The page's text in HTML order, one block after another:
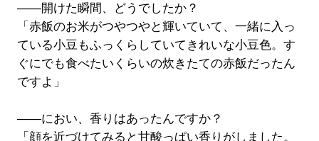
――開けた瞬間、どうでしたか？
「赤飯のお米がつやつやと輝いていて、一緒に入っ
ている小豆もふっくらしていてきれいな小豆色。す
ぐにでも食べたいくらいの炊きたての赤飯だったん
ですよ」
――におい、香りはあったんですか？
「顔を近づけてみると甘酸っぱい香りがしました。